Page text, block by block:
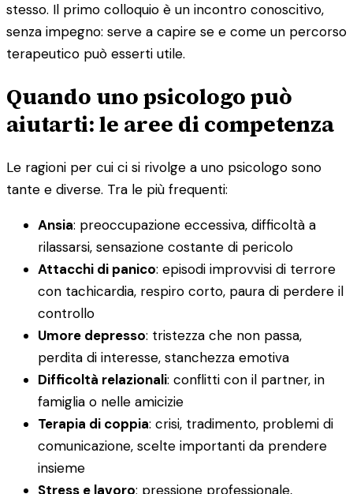
stesso. Il primo colloquio è un incontro conoscitivo,
senza impegno: serve a capire se e come un percorso
terapeutico può esserti utile.
Quando uno psicologo può
aiutarti: le aree di competenza
Le ragioni per cui ci si rivolge a uno psicologo sono
tante e diverse. Tra le più frequenti:
Ansia: preoccupazione eccessiva, difficoltà a
rilassarsi, sensazione costante di pericolo
Attacchi di panico: episodi improvvisi di terrore
con tachicardia, respiro corto, paura di perdere il
controllo
Umore depresso: tristezza che non passa,
perdita di interesse, stanchezza emotiva
Difficoltà relazionali: conflitti con il partner, in
famiglia o nelle amicizie
Terapia di coppia: crisi, tradimento, problemi di
comunicazione, scelte importanti da prendere
insieme
Stress e lavoro: pressione professionale,